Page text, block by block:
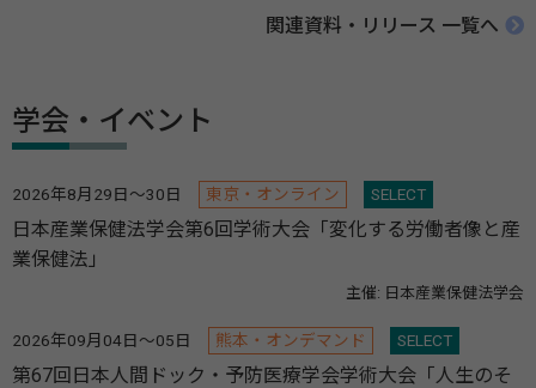
関連資料・リリース 一覧へ
学会・イベント
2026年8月29日～30日 東京・オンライン SELECT
日本産業保健法学会第6回学術大会「変化する労働者像と産
業保健法」
主催: 日本産業保健法学会
2026年09月04日～05日 熊本・オンデマンド SELECT
第67回日本人間ドック・予防医療学会学術大会「人生のそ